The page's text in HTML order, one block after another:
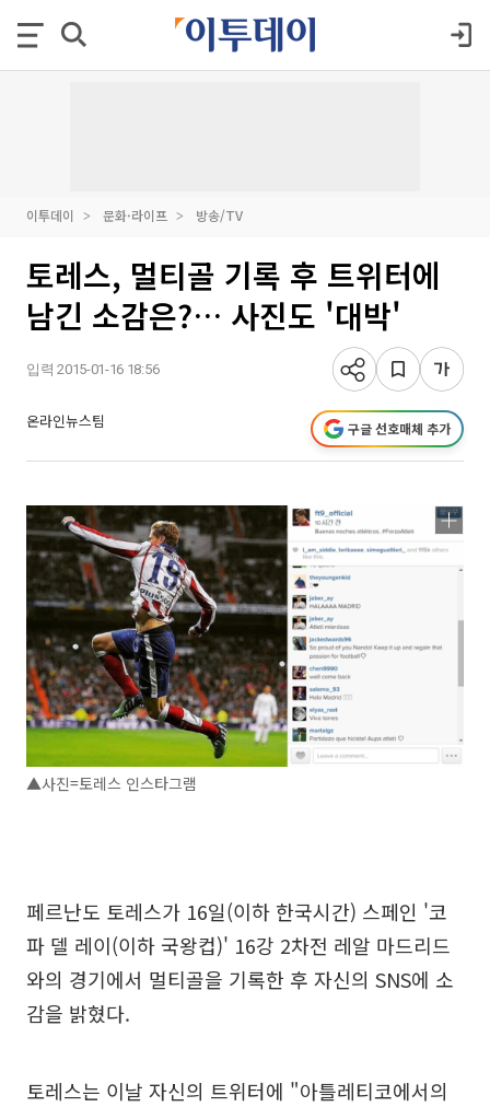
이투데이 문화·라이프 방송/TV
토레스, 멀티골 기록 후 트위터에
남긴 소감은?… 사진도 '대박'
입력 2015-01-16 18:56
온라인뉴스팀 구글 선호매체 추가
▲사진=토레스 인스타그램
페르난도 토레스가 16일(이하 한국시간) 스페인 '코
파 델 레이(이하 국왕컵)' 16강 2차전 레알 마드리드
와의 경기에서 멀티골을 기록한 후 자신의 SNS에 소
감을 밝혔다.
토레스는 이날 자신의 트위터에 "아틀레티코에서의